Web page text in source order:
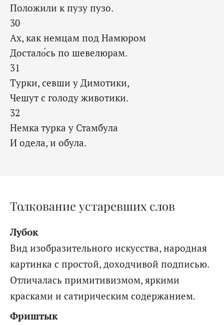
Положили к пузу пузо.
30
Ах, как немцам под Намюром
Достало́сь по шевелюрам.
31
Турки, севши у Димотики,
Чешут с голоду животики.
32
Немка турка у Стамбула
И одела, и обула.
Толкование устаревших слов
Лубок
Вид изобразительного искусства, народная
картинка с простой, доходчивой подписью.
Отличалась примитивизмом, яркими
красками и сатирическим содержанием.
Фриштык